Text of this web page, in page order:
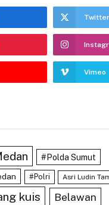
Twitter
Vimeo
#Polda Sumut
#Polri Asri Ludin
kuis Belawan